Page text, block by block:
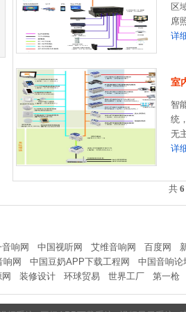
区
席
详
室
智
统
无
详
共 6
响网 中国视听网 艾维音响网 百度网
响网 中国豆奶APP下载工程网
中国音响论
装修设计 环球贸易 世界工厂 第一枪